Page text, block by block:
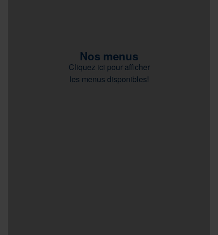
Nos menus
Cliquez ici pour afficher
les menus disponibles!